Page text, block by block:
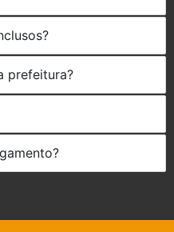
prefeitura?